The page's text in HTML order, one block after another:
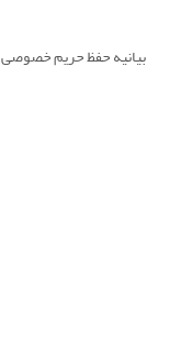
بیانیه حفظ حریم خصوصی